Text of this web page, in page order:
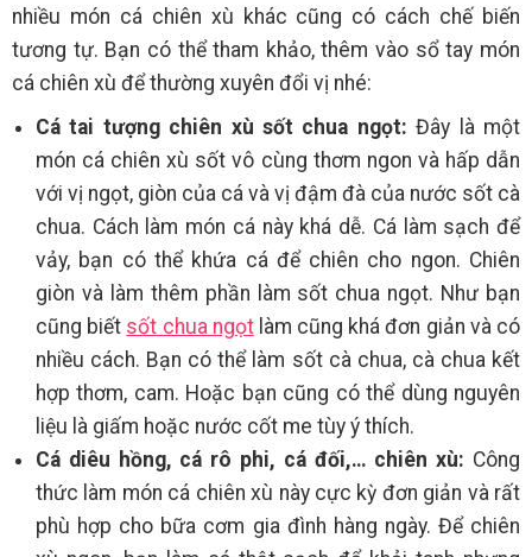
nhiều món cá chiên xù khác cũng có cách chế biến
tương tự. Bạn có thể tham khảo, thêm vào sổ tay món
cá chiên xù để thường xuyên đổi vị nhé:
Cá tai tượng chiên xù sốt chua ngọt: Đây là một
món cá chiên xù sốt vô cùng thơm ngon và hấp dẫn
với vị ngọt, giòn của cá và vị đậm đà của nước sốt cà
chua. Cách làm món cá này khá dễ. Cá làm sạch để
vảy, bạn có thể khứa cá để chiên cho ngon. Chiên
giòn và làm thêm phần làm sốt chua ngọt. Như bạn
cũng biết sốt chua ngọtlàm cũng khá đơn giản và có
nhiều cách. Bạn có thể làm sốt cà chua, cà chua kết
hợp thơm, cam. Hoặc bạn cũng có thể dùng nguyên
liệu là giấm hoặc nước cốt me tùy ý thích.
Cá diêu hồng, cá rô phi, cá đối,… chiên xù: Công
thức làm món cá chiên xù này cực kỳ đơn giản và rất
phù hợp cho bữa cơm gia đình hàng ngày. Để chiên